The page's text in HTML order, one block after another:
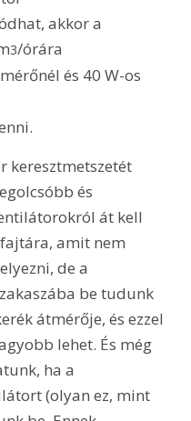
akkor a
3/órára
és 40 W-os
keresztmetszetét
és
át kell
amit nem
de a
be tudunk
átmérője, és ezzel
lehet. És még
ha a
(olyan ez, mint